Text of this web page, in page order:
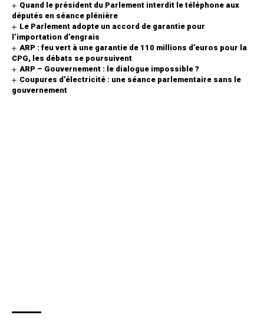
Quand le président du Parlement interdit le téléphone aux
députés en séance plénière
Le Parlement adopte un accord de garantie pour
l’importation d’engrais
ARP : feu vert à une garantie de 110 millions d’euros pour la
CPG, les débats se poursuivent
ARP – Gouvernement : le dialogue impossible ?
Coupures d’électricité : une séance parlementaire sans le
gouvernement